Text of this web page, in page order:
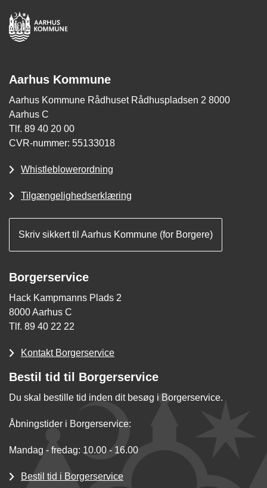
Aarhus Kommune
Aarhus Kommune Rådhuset Rådhuspladsen 2 8000
Aarhus C
Tlf. 89 40 20 00
CVR-nummer: 55133018
Whistleblowerordning
Tilgængelighedserklæring
Skriv sikkert til Aarhus Kommune (for Borgere)
Borgerservice
Hack Kampmanns Plads 2
8000 Aarhus C
Tlf. 89 40 22 22
Kontakt Borgerservice
Bestil tid til Borgerservice
Du skal bestille tid inden dit besøg i Borgerservice.
Åbningstider i Borgerservice:
Mandag - fredag: 10.00 - 16.00
Bestil tid i Borgerservice